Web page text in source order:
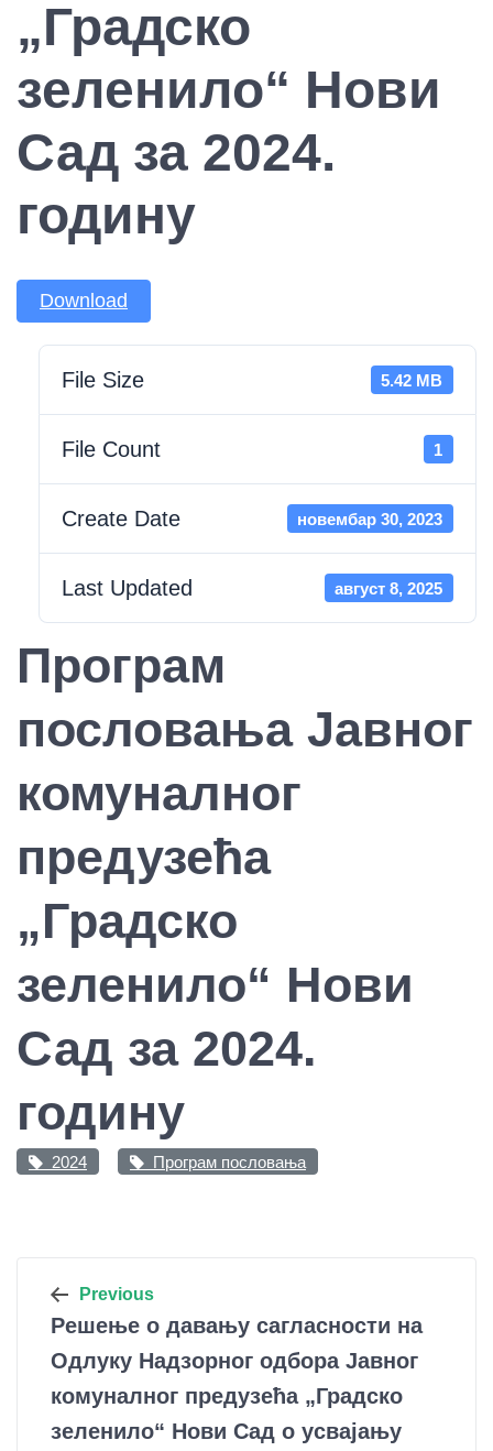
„Градско
зеленило“ Нови
Сад за 2024.
годину
Download
File Size 5.42 MB
File Count 1
Create Date новембар 30, 2023
Last Updated август 8, 2025
Програм
пословања Јавног
комуналног
предузећа
„Градско
зеленило“ Нови
Сад за 2024.
годину
2024 Програм пословања
Кретање
чланка
Previous
Решење о давању сагласности на
Одлуку Надзорног одбора Јавног
комуналног предузећа „Градско
зеленило“ Нови Сад о усвајању